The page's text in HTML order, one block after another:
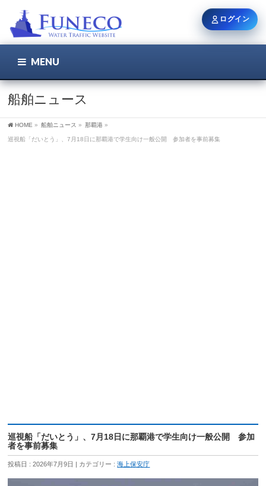
MENU
船舶ニュース
HOME » 船舶ニュース » 那覇港 »
巡視船「だいとう」、7月18日に那覇港で学生向け一般公開 参加者を事前募集
巡視船「だいとう」、7月18日に那覇港で学生向け一般公開 参加
者を事前募集
投稿日 : 2026年7月9日 カテゴリー :海上保安庁
ログイン
ユーザー名 / メール